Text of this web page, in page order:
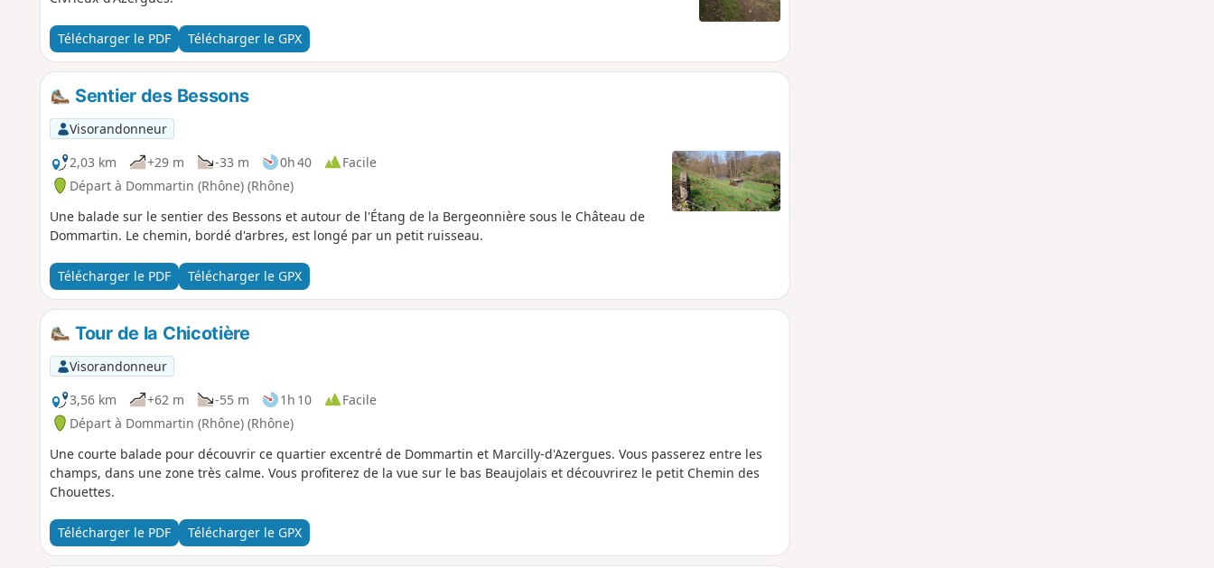
Télécharger le PDF Télécharger le GPX
Sentier des Bessons
Visorandonneur
2,03 km
+29 m -33 m 0h 40
Facile
Départ à Dommartin (Rhône) (Rhône)
Une balade sur le sentier des Bessons et autour de l'Étang de la Bergeonnière sous le Château de
Dommartin. Le chemin, bordé d'arbres, est longé par un petit ruisseau.
Télécharger le PDF Télécharger le GPX
Tour de la Chicotière
Visorandonneur
3,56 km
+62 m -55 m 1h 10
Facile
Départ à Dommartin (Rhône) (Rhône)
Une courte balade pour découvrir ce quartier excentré de Dommartin et Marcilly-d'Azergues. Vous passerez entre les
champs, dans une zone très calme. Vous profiterez de la vue sur le bas Beaujolais et découvrirez le petit Chemin des
Chouettes.
Télécharger le PDF Télécharger le GPX